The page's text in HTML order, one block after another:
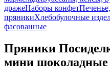
дражеНаборы конфет
пряникиХлебобулочные
фасованные
Пряники
мини шоколадные